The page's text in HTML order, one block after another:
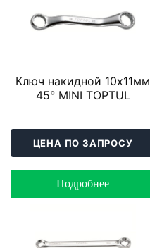
Ключ накидной 10х11мм
45° MINI TOPTUL
ЦЕНА ПО ЗАПРОСУ
Подробнее